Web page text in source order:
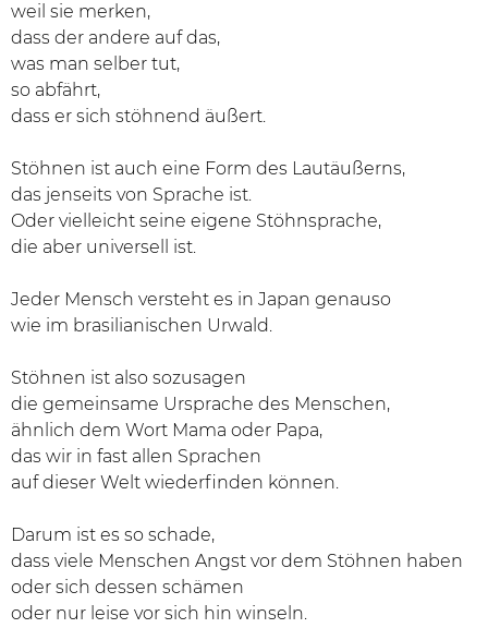
weil sie merken,
dass der andere auf das,
was man selber tut,
so abfährt,
dass er sich stöhnend äußert.
Stöhnen ist auch eine Form des Lautäußerns,
das jenseits von Sprache ist.
Oder vielleicht seine eigene Stöhnsprache,
die aber universell ist.
Jeder Mensch versteht es in Japan genauso
wie im brasilianischen Urwald.
Stöhnen ist also sozusagen
die gemeinsame Ursprache des Menschen,
ähnlich dem Wort Mama oder Papa,
das wir in fast allen Sprachen
auf dieser Welt wiederfinden können.
Darum ist es so schade,
dass viele Menschen Angst vor dem Stöhnen haben
oder sich dessen schämen
oder nur leise vor sich hin winseln.